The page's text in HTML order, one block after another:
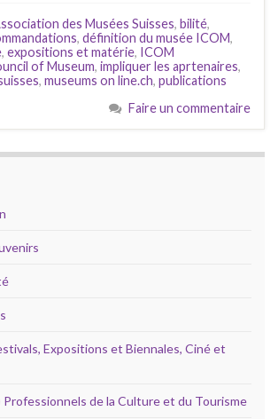
des Musées Suisses, bilité,
, définition du musée ICOM,
, expositions et matérie, ICOM
of Museum, impliquer les aprtenaires,
, museums on line.ch, publications
Faire un commentaire
Expositions et Biennales, Ciné et
Professionnels de la Culture et du Tourisme